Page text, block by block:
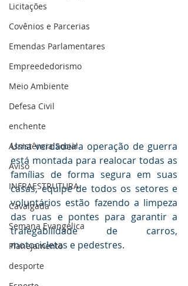
Licitações
Covênios e Parcerias
Emendas Parlamentares
Empreededorismo
Meio Ambiente
Defesa Civil
enchente
Assistência Social
Aviso
INFRAESTRUTURA
Cavalgada
Semana Evangélica
Planejamento
desporte
Uma verdadeira operação de guerra
está montada para realocar todas as
famílias de forma segura em suas
casas, equipe de todos os setores e
voluntários estão fazendo a limpeza
das ruas e pontes para garantir a
trafegabilidade de carros,
motocicletas e pedestres.